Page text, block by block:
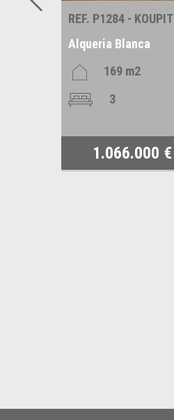
REF. P1284 - KOUPIT
Alqueria Blanca
169 m2
3
1.066.000 €